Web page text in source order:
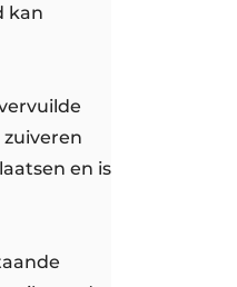
kan
en is